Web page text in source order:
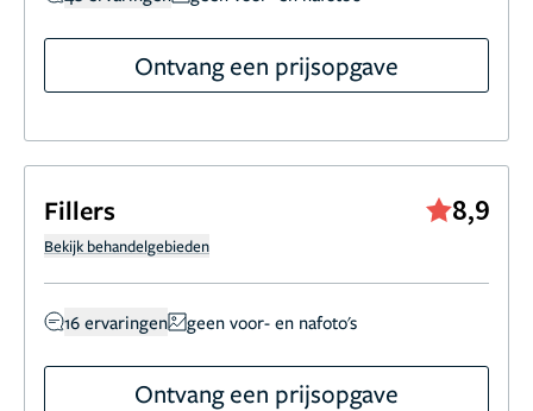
Ontvang een prijsopgave
Fillers 8,9
Bekijk behandelgebieden
16 ervaringen geen voor- en nafoto's
Ontvang een prijsopgave